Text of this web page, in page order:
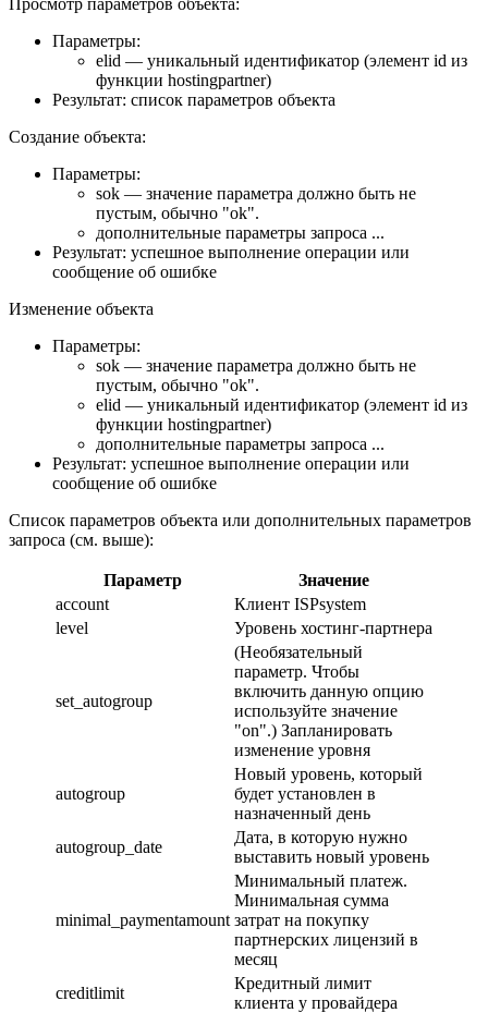
Просмотр параметров объекта:
Параметры:
elid — уникальный идентификатор (элемент id из
функции hostingpartner)
Результат: список параметров объекта
Создание объекта:
Параметры:
sok — значение параметра должно быть не
пустым, обычно "ok".
дополнительные параметры запроса ...
Результат: успешное выполнение операции или
сообщение об ошибке
Изменение объекта
Параметры:
sok — значение параметра должно быть не
пустым, обычно "ok".
elid — уникальный идентификатор (элемент id из
функции hostingpartner)
дополнительные параметры запроса ...
Результат: успешное выполнение операции или
сообщение об ошибке
Список параметров объекта или дополнительных параметров
запроса (см. выше):
Параметр
Значение
account
Клиент ISPsystem
level
Уровень хостинг-партнера
set_autogroup
(Необязательный
параметр. Чтобы
включить данную опцию
используйте значение
"on".) Запланировать
изменение уровня
autogroup
Новый уровень, который
будет установлен в
назначенный день
autogroup_date
Дата, в которую нужно
выставить новый уровень
minimal_paymentamount
Минимальный платеж.
Минимальная сумма
затрат на покупку
партнерских лицензий в
месяц
creditlimit
Кредитный лимит
клиента у провайдера